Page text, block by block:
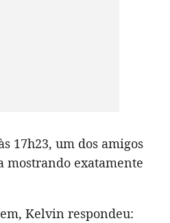
17h23, um dos amigos
mostrando exatamente
Kelvin respondeu: